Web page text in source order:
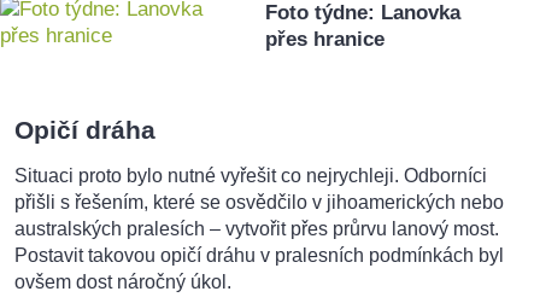
Foto týdne: Lanovka
přes hranice
Opičí dráha
Situaci proto bylo nutné vyřešit co nejrychleji. Odborníci
přišli s řešením, které se osvědčilo v jihoamerických nebo
australských pralesích – vytvořit přes průrvu lanový most.
Postavit takovou opičí dráhu v pralesních podmínkách byl
ovšem dost náročný úkol.